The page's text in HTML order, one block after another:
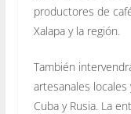
productores de
Xalapa y la región.
También
artesanales
Cuba y Rusia. La